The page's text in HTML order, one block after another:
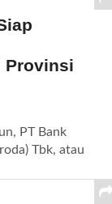
Provinsi
PT Bank
Tbk, atau